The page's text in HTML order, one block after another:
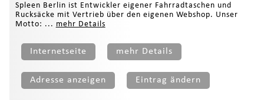
Spleen Berlin ist Entwickler eigener Fahrradtaschen und
Rucksäcke mit Vertrieb über den eigenen Webshop. Unser
Motto: ... mehr Details
Internetseite mehr Details
Adresse anzeigen Eintrag ändern